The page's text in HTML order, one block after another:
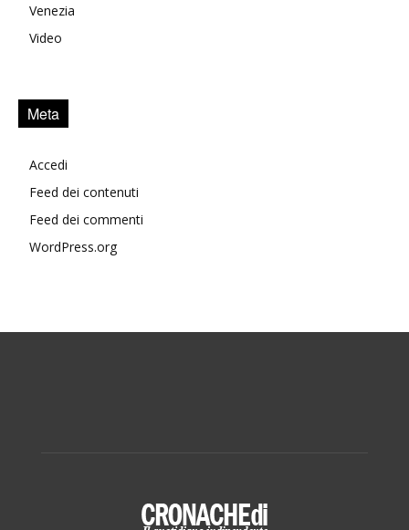
Venezia
Video
Meta
Accedi
Feed dei contenuti
Feed dei commenti
WordPress.org